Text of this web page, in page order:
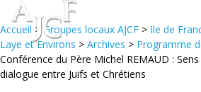
Accueil >Groupes locaux AJCF > Ile de
Laye et Environs > Archives > Programme
Conférence du Père Michel REMAUD :
dialogue entre Juifs et Chrétiens